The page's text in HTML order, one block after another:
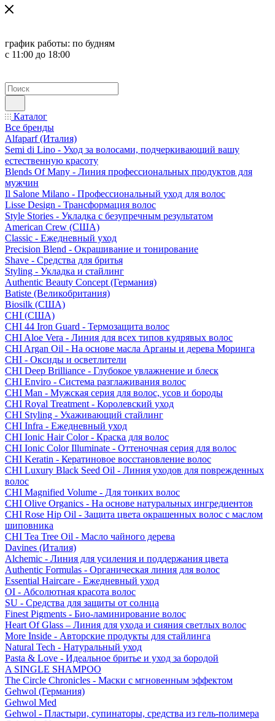
график работы: по будням
с 11:00 до 18:00
Каталог
Все бренды
Alfaparf (Италия)
Semi di Lino - Уход за волосами, подчеркивающий вашу
естественную красоту
Blends Of Many - Линия профессиональных продуктов для
мужчин
Il Salone Milano - Профессиональный уход для волос
Lisse Design - Трансформация волос
Style Stories - Укладка с безупречным результатом
American Crew (США)
Classic - Ежедневный уход
Precision Blend - Окрашивание и тонирование
Shave - Средства для бритья
Styling - Укладка и стайлинг
Authentic Beauty Concept (Германия)
Batiste (Великобритания)
Biosilk (США)
CHI (США)
CHI 44 Iron Guard - Термозащита волос
CHI Aloe Vera - Линия для всех типов кудрявых волос
CHI Argan Oil - На основе масла Арганы и дерева Моринга
CHI - Оксиды и осветлители
CHI Deep Brilliance - Глубокое увлажнение и блеск
CHI Enviro - Система разглаживания волос
CHI Man - Мужская серия для волос, усов и бороды
CHI Royal Treatment - Королевский уход
CHI Styling - Ухаживающий стайлинг
CHI Infra - Ежедневный уход
CHI Ionic Hair Color - Краска для волос
CHI Ionic Color Illuminate - Оттеночная серия для волос
CHI Keratin - Кератиновое восстановление волос
CHI Luxury Black Seed Oil - Линия уходов для поврежденных
волос
CHI Magnified Volume - Для тонких волос
CHI Olive Organics - На основе натуральных ингредиентов
CHI Rose Hip Oil - Защита цвета окрашенных волос с маслом
шиповника
CHI Tea Tree Oil - Масло чайного дерева
Davines (Италия)
Alchemic - Линия для усиления и поддержания цвета
Authentic Formulas - Органическая линия для волос
Essential Haircare - Eжедневный уход
OI - Абсолютная красота волос
SU - Средства для защиты от солнца
Finest Pigments - Био-ламинирование волос
Heart Of Glass – Линия для ухода и сияния светлых волос
More Inside - Авторские продукты для стайлинга
Natural Tech - Натуральный уход
Pasta & Love - Идеальное бритье и уход за бородой
A SINGLE SHAMPOO
The Circle Chronicles - Маски с мгновенным эффектом
Gehwol (Германия)
Gehwol Med
Gehwol - Пластыри, супинаторы, средства из гель-полимера